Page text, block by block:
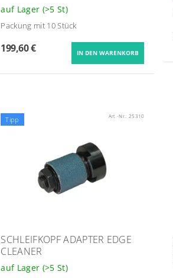
auf Lager (>5 St)
Packung mit 10 Stück
199,60 €
Tipp Art.-Nr.: 25310
SCHLEIFKOPF ADAPTER EDGE
CLEANER
auf Lager (>5 St)